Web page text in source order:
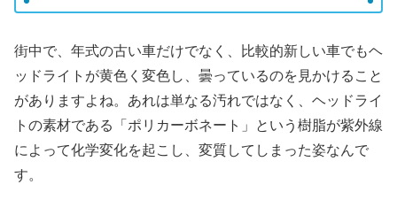
街中で、年式の古い車だけでなく、比較的新しい車でもヘ
ッドライトが黄色く変色し、曇っているのを見かけること
がありますよね。あれは単なる汚れではなく、ヘッドライ
トの素材である「ポリカーボネート」という樹脂が紫外線
によって化学変化を起こし、変質してしまった姿なんで
す。